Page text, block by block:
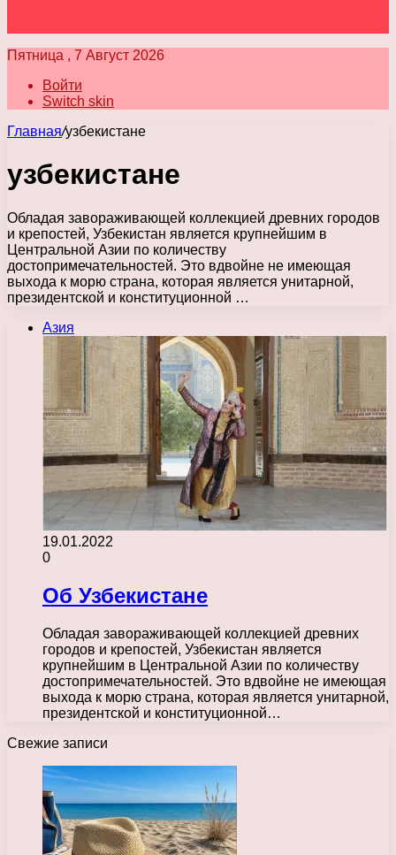
Пятница , 7 Август 2026
Войти
Switch skin
Главная/узбекистане
узбекистане
Обладая завораживающей коллекцией древних городов
и крепостей, Узбекистан является крупнейшим в
Центральной Азии по количеству
достопримечательностей. Это вдвойне не имеющая
выхода к морю страна, которая является унитарной,
президентской и конституционной …
Азия
19.01.2022
0
Об Узбекистане
Обладая завораживающей коллекцией древних
городов и крепостей, Узбекистан является
крупнейшим в Центральной Азии по количеству
достопримечательностей. Это вдвойне не имеющая
выхода к морю страна, которая является унитарной,
президентской и конституционной…
Свежие записи